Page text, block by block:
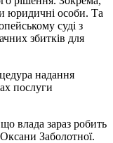
юридичні особи. Та
суді з
збитків для
надання
послуги
влада зараз робить
Оксани Заболотної.